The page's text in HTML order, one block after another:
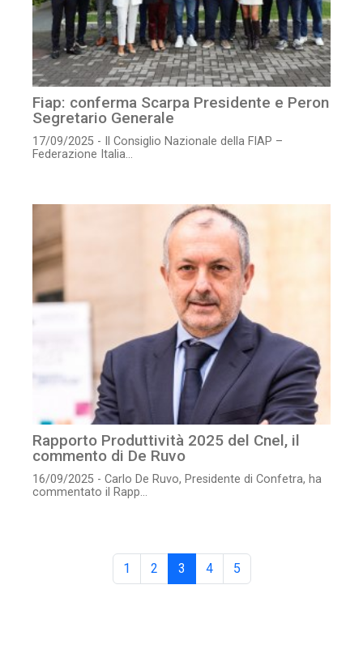
Fiap: conferma Scarpa Presidente e Peron
Segretario Generale
17/09/2025 - Il Consiglio Nazionale della FIAP –
Federazione Italia...
Rapporto Produttività 2025 del Cnel, il
commento di De Ruvo
16/09/2025 - Carlo De Ruvo, Presidente di Confetra, ha
commentato il Rapp...
1 2 3 4 5